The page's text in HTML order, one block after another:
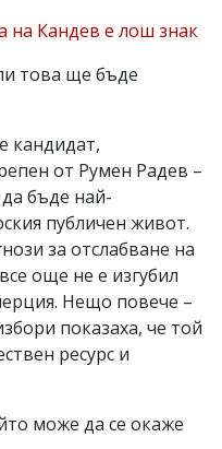
на Кандев е лош знак
това ще бъде
кандидат,
от Румен Радев –
бъде най-
публичен живот.
за отслабване на
още не е изгубил
Нещо повече –
показаха, че той
ресурс и
може да се окаже